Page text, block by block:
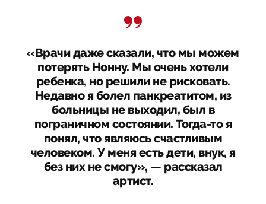
«Врачи даже сказали, что мы можем
потерять Нонну. Мы очень хотели
ребенка, но решили не рисковать.
Недавно я болел панкреатитом, из
больницы не выходил, был в
пограничном состоянии. Тогда-то я
понял, что являюсь счастливым
человеком. У меня есть дети, внук, я
без них не смогу», — рассказал
артист.